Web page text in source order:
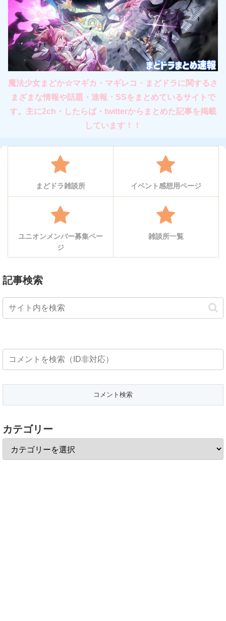
魔法少女まどか☆マギカ・マギレコ・まどドラに関するさ
まざまな情報や話題・速報・SSをまとめているサイトで
す。主に2ch・したらば・twitterからまとめた記事を掲載
しています！！
まどドラ雑談所 イベント感想用ページ
ユニオンメンバー募集ペー
ジ
雑談所一覧
記事検索
カテゴリー